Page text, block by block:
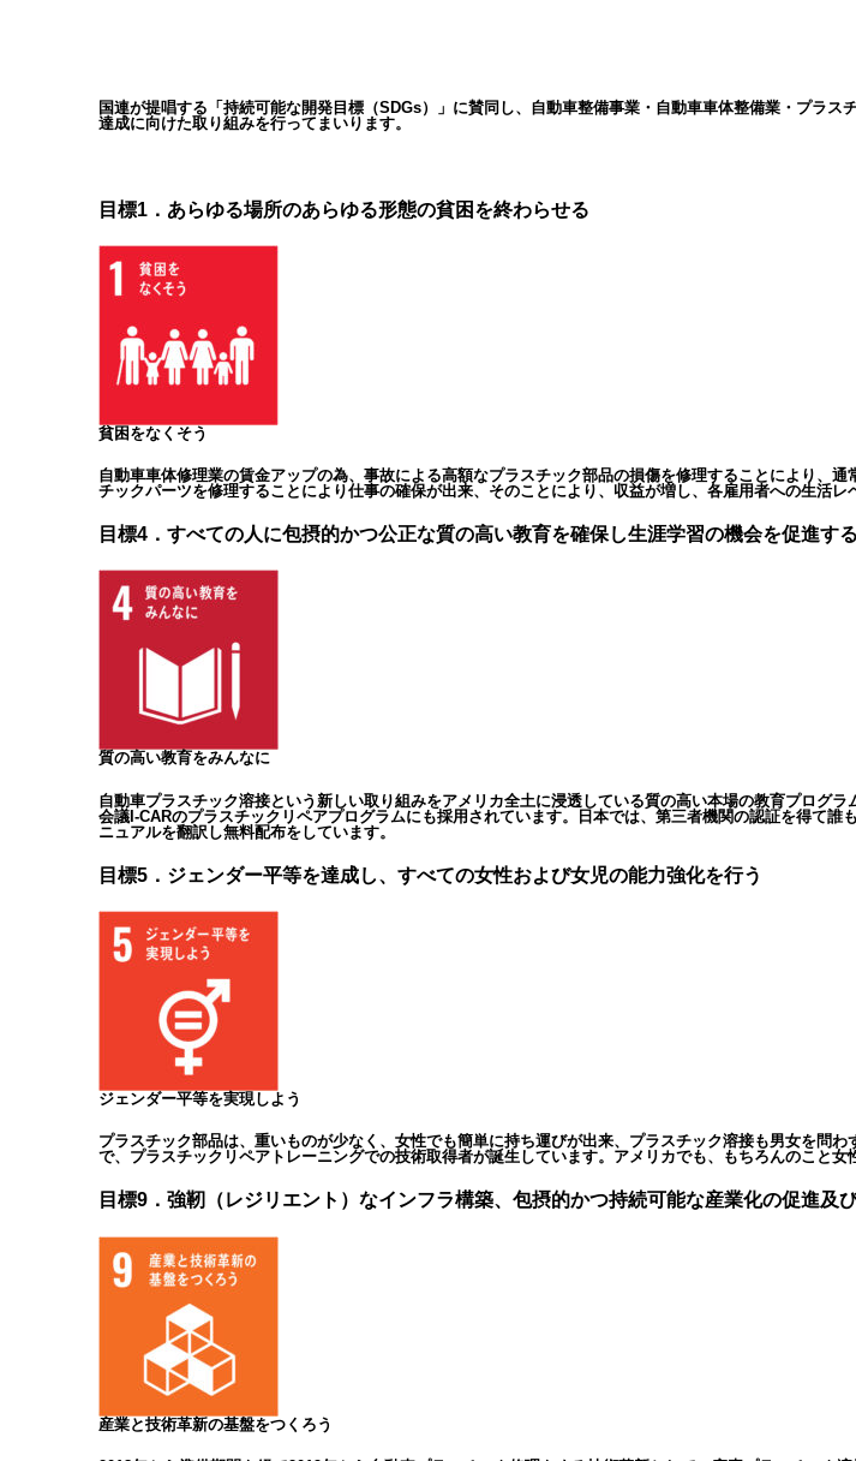
国連が提唱する「持続可能な開発目標（SDGs）」に賛同し、自動車整備事業・自動車車体整備業・プラ
達成に向けた取り組みを行ってまいります。
目標1．あらゆる場所のあらゆる形態の貧困を終わらせる
貧困をなくそう
自動車車体修理業の賃金アップの為、事故による高額なプラスチック部品の損傷を修理することにより、
チックパーツを修理することにより仕事の確保が出来、そのことにより、収益が増し、各雇用者への生活レ
目標4．すべての人に包摂的かつ公正な質の高い教育を確保し生涯学習の機会を促進する
質の高い教育をみんなに
自動車プラスチック溶接という新しい取り組みをアメリカ全土に浸透している質の高い本場の教育プログ
会議I-CARのプラスチックリペアプログラムにも採用されています。日本では、第三者機関の認証を得て
ニュアルを翻訳し無料配布をしています。
目標5．ジェンダー平等を達成し、すべての女性および女児の能力強化を行う
ジェンダー平等を実現しよう
プラスチック部品は、重いものが少なく、女性でも簡単に持ち運びが出来、プラスチック溶接も男女を問
で、プラスチックリペアトレーニングでの技術取得者が誕生しています。アメリカでも、もちろんのこと
目標9．強靭（レジリエント）なインフラ構築、包摂的かつ持続可能な産業化の促進及
産業と技術革新の基盤をつくろう